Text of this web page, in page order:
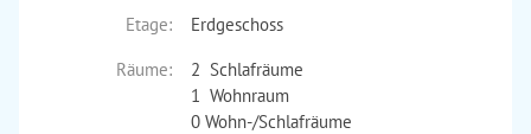
Etage:
Erdgeschoss
Räume:
2 Schlafräume
1 Wohnraum
0 Wohn-/Schlafräume